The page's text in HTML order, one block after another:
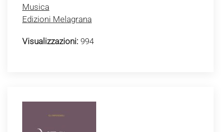
Musica
Edizioni Melagrana
Visualizzazioni: 994